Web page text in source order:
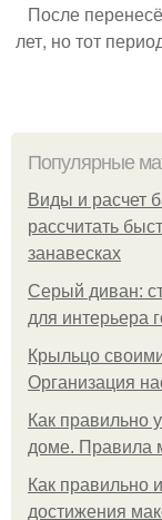
После
лет, но тот
Популярные
Виды и расчет
рассчитать
занавесках
Серый диван:
для интерьера
Крыльцо
Организация
Как правильно
доме. Правила
Как правильно
достижения